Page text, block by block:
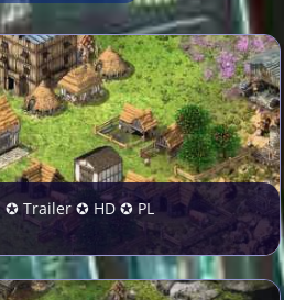
✪ Trailer ✪ HD ✪ PL